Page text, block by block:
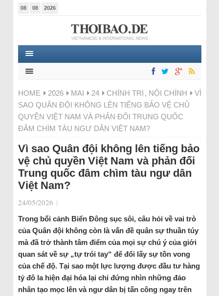
08 08 2026
HOME 2026 MAI 24 CHÍNH TRỊ , NỘI CHÍNH
VÌ
SAO QUÂN ĐỘI KHÔNG LÊN TIẾNG BẢO VỆ CHỦ
QUYỀN VIỆT NAM VÀ PHẢN ĐỐI TRUNG QUỐC
ĐÂM CHÌM TÀU NGƯ DÂN VIỆT NAM?
Vì sao Quân đội không lên tiếng bảo
vệ chủ quyền Việt Nam và phản đối
Trung quốc đâm chìm tàu ngư dân
Việt Nam?
24/05/2026 |
Trong bối cảnh Biển Đông sục sôi, câu hỏi về vai trò
của Quân đội không còn là vấn đề quân sự thuần túy
mà đã trở thành tâm điểm của mọi sự chú ý của giới
quan sát về sự „tự trói tay“ để đổi lấy sự tồn vong
của chế độ. Tại sao một lực lượng được đầu tư hàng
tỷ đô la hiện đại hóa lại chỉ đứng nhìn những đảo
nhân tạo mọc lên và ngư dân bị tấn công ngay trên